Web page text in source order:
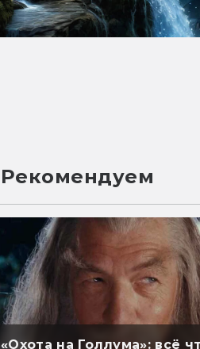
Рекомендуем
«Охота на Голлума»: всё